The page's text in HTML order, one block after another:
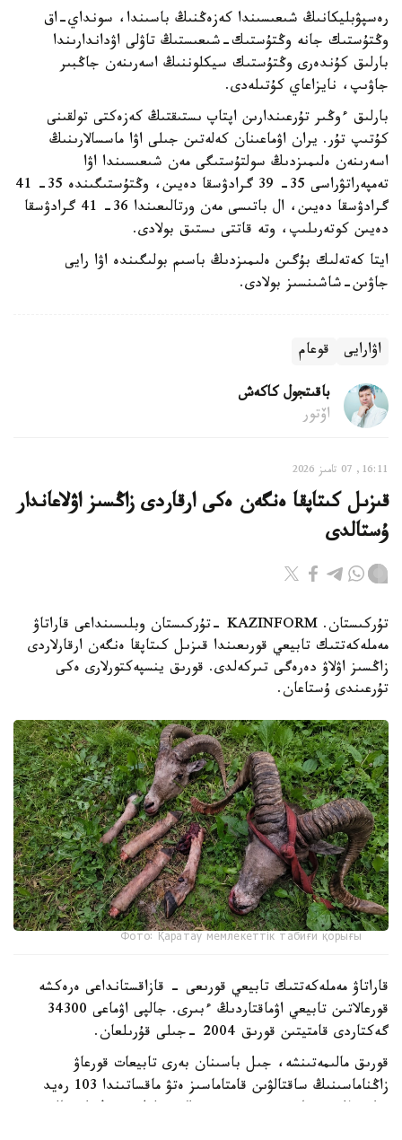
رەسپۋبليكانىڭ شىعىسىندا كەزەڭنىڭ باسىندا، سونداي-اق
وڭتۇستىك جانە وڭتۇستىك-شىعىستىڭ تاۋلى اۋداندارىندا
بارلىق كۇندەرى وڭتۇستىك سيكلوننىڭ اسەرىنەن جاڭبىر
جاۋىپ، نايزاعاي كۇتىلەدى.
بارلىق ءوڭىر تۇرعىندارىن اپتاپ ىستىقتىڭ كەزەكتى تولقىنى
كۇتىپ تۇر. يران اۋماعىنان كەلەتىن جىلى اۋا ماسسالارىنىڭ
اسەرىنەن ەلىمىزدىڭ سولتۇستىگى مەن شىعىسىندا اۋا
تەمپەراتۋراسى 35- 39 گرادۋسقا دەيىن، وڭتۇستىگىندە 35- 41
گرادۋسقا دەيىن، ال باتىسى مەن ورتالىعىندا 36- 41 گرادۋسقا
دەيىن كوتەرىلىپ، وتە قاتتى ىستىق بولادى.
ايتا كەتەلىك بۇگىن ەلىمىزدىڭ باسىم بولىگىندە اۋا رايى
جاۋىن-شاشىنسىز بولادى.
اۋارايى قوعام
باقىتجول كاكەش
اۆتور
16:11, 07 تامىز 2026
قىزىل كىتاپقا ەنگەن ەكى ارقاردى زاڭسىز اۋلاعاندار
ۇستالدى
تۇركىستان. KAZINFORM -تۇركىستان وبلىسىنداعى قاراتاۋ
مەملەكەتتىك تابيعي قورىعىندا قىزىل كىتاپقا ەنگەن ارقارلاردى
زاڭسىز اۋلاۋ دەرەگى تىركەلدى. قورىق ينسپەكتورلارى ەكى
تۇرعىندى ۇستاعان.
Фото: Қаратау мемлекеттік табиғи қорығы
قاراتاۋ مەملەكەتتىك تابيعي قورىعى - قازاقستانداعى ەرەكشە
قورعالاتىن تابيعي اۋماقتاردىڭ ءبىرى. جالپى اۋماعى 34300
گەكتاردى قامتيتىن قورىق 2004 -جىلى قۇرىلعان.
قورىق مالىمەتىنشە، جىل باسىنان بەرى تابيعات قورعاۋ
زاڭناماسىنىڭ ساقتالۋىن قامتاماسىز ەتۋ ماقساتىندا 103 رەيد